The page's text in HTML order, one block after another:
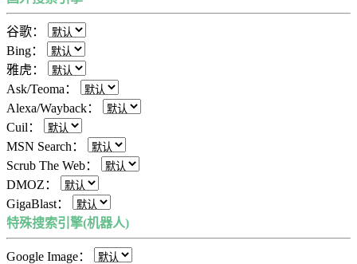
谷歌：
Bing：
雅虎：
Ask/Teoma：
Alexa/Wayback：
Cuil：
MSN Search：
Scrub The Web：
DMOZ：
GigaBlast：
特殊搜索引擎(机器人)
Google Image：